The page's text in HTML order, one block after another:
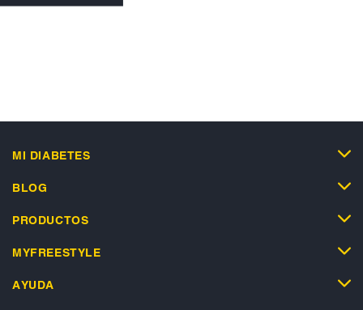
MI DIABETES
BLOG
PRODUCTOS
MYFREESTYLE
AYUDA